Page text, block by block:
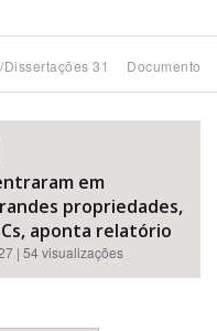
Dissertações 31 Documentos
em
propriedades,
aponta relatório
| 54 visualizações